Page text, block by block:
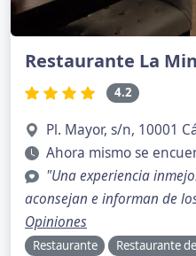
Restaurante La
4.2
Pl. Mayor, s/n, 10001
Ahora mismo se
"Una experiencia
aconsejan e informan de
Opiniones
Restaurante Restaurante